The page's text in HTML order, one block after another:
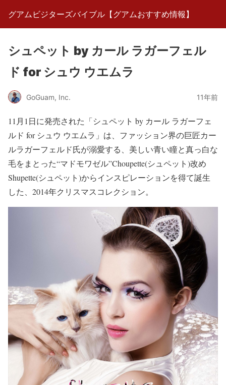
グアムビジターズバイブル【グアムおすすめ情報】
シュペット by カール ラガーフェル
ド for シュウ ウエムラ
GoGuam, Inc. 11年前
11月1日に発売された「シュペット by カール ラガーフェ
ルド for シュウ ウエムラ」は、ファッション界の巨匠カー
ルラガーフェルド氏が溺愛する、美しい青い瞳と真っ白な
毛をまとった“マドモワゼル”Choupette(シュペット)改め
Shupette(シュペット)からインスピレーションを得て誕生
した、2014年クリスマスコレクション。